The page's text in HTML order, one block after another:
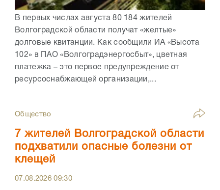
В первых числах августа 80 184 жителей
Волгоградской области получат «желтые»
долговые квитанции. Как сообщили ИА «Высота
102» в ПАО «Волгоградэнергосбыт», цветная
платежка – это первое предупреждение от
ресурсоснабжающей организации,...
Общество
7 жителей Волгоградской области
подхватили опасные болезни от
клещей
07.08.202609:30